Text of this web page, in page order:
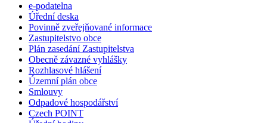
e-podatelna
Úřední deska
Povinně zveřejňované informace
Zastupitelstvo obce
Plán zasedání Zastupitelstva
Obecně závazné vyhlášky
Rozhlasové hlášení
Územní plán obce
Smlouvy
Odpadové hospodářství
Czech POINT